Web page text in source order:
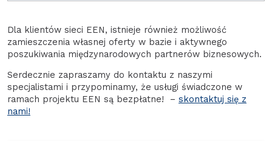
Dla klientów sieci EEN, istnieje również możliwość
zamieszczenia własnej oferty w bazie i aktywnego
poszukiwania międzynarodowych partnerów biznesowych.
Serdecznie zapraszamy do kontaktu z naszymi
specjalistami i przypominamy, że usługi świadczone w
ramach projektu EEN są bezpłatne! – skontaktuj się z
nami!